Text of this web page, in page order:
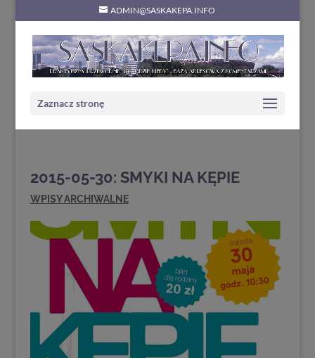
ADMIN@SASKAKEPA.INFO
Zaznacz stronę
2015-05-30: SMYKI NA KĘPIE
WPISY ARCHIWALNE